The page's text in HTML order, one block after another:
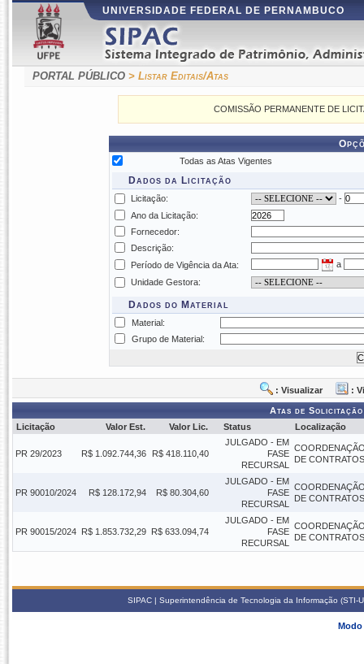
UNIVERSIDADE FEDERAL DE PERNAMBUCO
PORTAL PÚBLICO > Listar Editais/Atas
COMISSÃO PERMANENTE DE
Todas as Atas Vigentes
Dados da Licitação
Licitação:
-
Ano da Licitação:
Fornecedor:
Descrição:
Período de Vigência da Ata:
a
Unidade Gestora:
Dados do Material
Material:
Grupo de Material:
: Visualizar :
Atas de
Licitação
Valor Est. Valor Lic. Status Localização
PR 29/2023 R$ 1.092.744,36 R$ 418.110,40
JULGADO - EM
FASE
RECURSAL
DE
PR 90010/2024 R$ 128.172,94 R$ 80.304,60
JULGADO - EM
FASE
RECURSAL
DE
PR 90015/2024 R$ 1.853.732,29 R$ 633.094,74
JULGADO - EM
FASE
RECURSAL
DE
SIPAC | Superintendência de Tecnologia da Informação
Modo